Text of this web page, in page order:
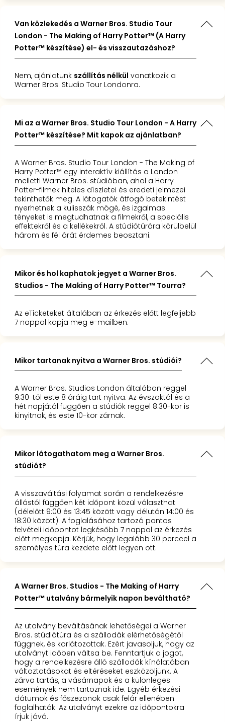
Van közlekedés a Warner Bros. Studio Tour
London - The Making of Harry Potter™ (A Harry
Potter™ készítése) el- és visszautazáshoz?
Nem, ajánlatunk szállítás nélkül vonatkozik a
Warner Bros. Studio Tour Londonra.
Mi az a Warner Bros. Studio Tour London - A Harry
Potter™ készítése? Mit kapok az ajánlatban?
A Warner Bros. Studio Tour London - The Making of
Harry Potter™ egy interaktív kiállítás a London
melletti Warner Bros. stúdióban, ahol a Harry
Potter-filmek hiteles díszletei és eredeti jelmezei
tekinthetők meg. A látogatók átfogó betekintést
nyerhetnek a kulisszák mögé, és izgalmas
tényeket is megtudhatnak a filmekről, a speciális
effektekről és a kellékekről. A stúdiótúrára körülbelül
három és fél órát érdemes beosztani.
Mikor és hol kaphatok jegyet a Warner Bros.
Studios - The Making of Harry Potter™ Tourra?
Az eTicketeket általában az érkezés előtt legfeljebb
7 nappal kapja meg e-mailben.
Mikor tartanak nyitva a Warner Bros. stúdiói?
A Warner Bros. Studios London általában reggel
9.30-tól este 8 óráig tart nyitva. Az évszaktól és a
hét napjától függően a stúdiók reggel 8.30-kor is
kinyitnak, és este 10-kor zárnak.
Mikor látogathatom meg a Warner Bros.
stúdiót?
A visszaváltási folyamat során a rendelkezésre
állástól függően két időpont közül választhat
(délelőtt 9:00 és 13:45 között vagy délután 14:00 és
18:30 között). A foglalásához tartozó pontos
felvételi időpontot legkésőbb 7 nappal az érkezés
előtt megkapja. Kérjük, hogy legalább 30 perccel a
személyes túra kezdete előtt legyen ott.
A Warner Bros. Studios - The Making of Harry
Potter™ utalvány bármelyik napon beváltható?
Az utalvány beváltásának lehetőségei a Warner
Bros. stúdiótúra és a szállodák elérhetőségétől
függnek, és korlátozottak. Ezért javasoljuk, hogy az
utalványt időben váltsa be. Fenntartjuk a jogot,
hogy a rendelkezésre álló szállodák kínálatában
változtatásokat és eltéréseket eszközöljünk. A
zárva tartás, a vásárnapok és a különleges
események nem tartoznak ide. Egyéb érkezési
dátumok és főszezonok csak felár ellenében
foglalhatók. Az utalványt ezekre az időpontokra
írjuk jóvá.